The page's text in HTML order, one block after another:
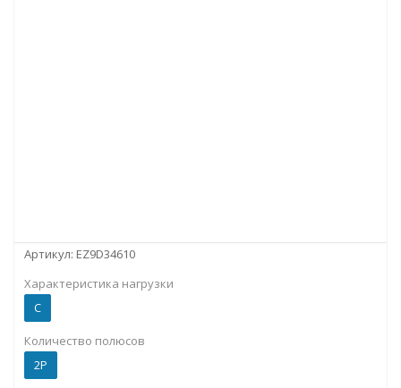
Артикул: EZ9D34610
Характеристика нагрузки
C
Количество полюсов
2P